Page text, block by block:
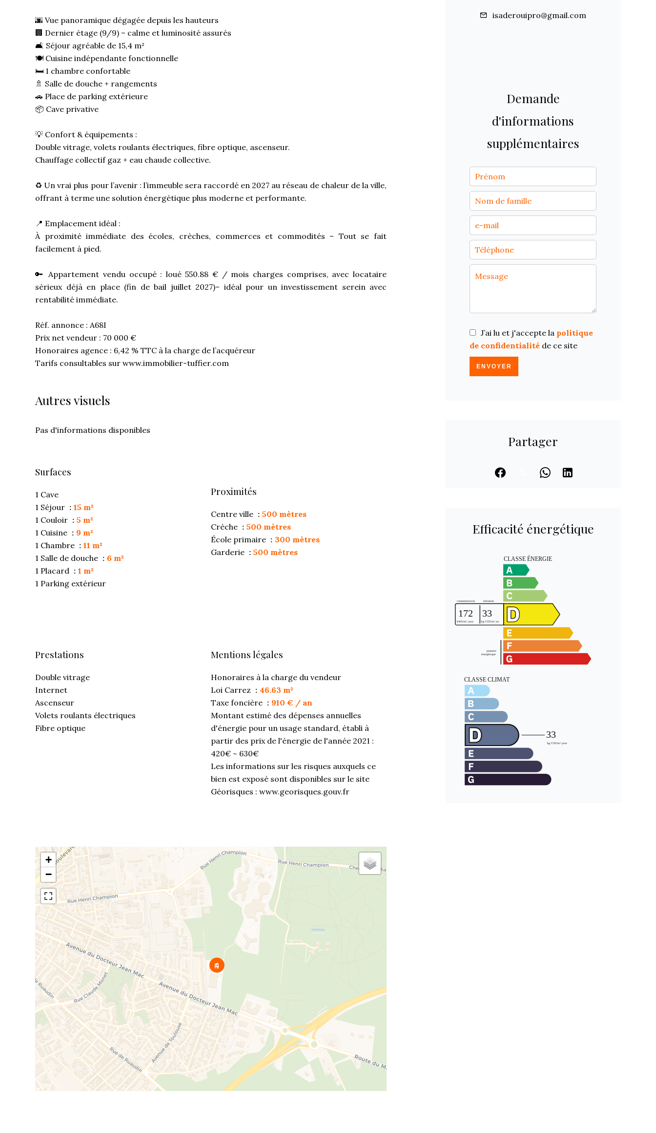
🌆 Vue panoramique dégagée depuis les hauteurs
🏢 Dernier étage (9/9) – calme et luminosité assurés
🛋️ Séjour agréable de 15,4 m²
🍽️ Cuisine indépendante fonctionnelle
🛏️ 1 chambre confortable
🚿 Salle de douche + rangements
🚗 Place de parking extérieure
📦 Cave privative
💡 Confort & équipements :
Double vitrage, volets roulants électriques, fibre optique, ascenseur.
Chauffage collectif gaz + eau chaude collective.
♻️ Un vrai plus pour l’avenir : l’immeuble sera raccordé en 2027 au réseau de chaleur de la ville,
offrant à terme une solution énergétique plus moderne et performante.
📍 Emplacement idéal :
À proximité immédiate des écoles, crèches, commerces et commodités – Tout se fait
facilement à pied.
🔑 Appartement vendu occupé : loué 550.88 € / mois charges comprises, avec locataire
sérieux déjà en place (fin de bail juillet 2027)– idéal pour un investissement serein avec
rentabilité immédiate.
Réf. annonce : A68I
Prix net vendeur : 70 000 €
Honoraires agence : 6,42 % TTC à la charge de l’acquéreur
Tarifs consultables sur www.immobilier-tuffier.com
Autres visuels
Pas d'informations disponibles
Surfaces
1 Cave
1 Séjour
15 m²
1 Couloir
5 m²
1 Cuisine
9 m²
1 Chambre
11 m²
1 Salle de douche
6 m²
1 Placard
1 m²
1 Parking extérieur
Proximités
Centre ville
500 mètres
Crèche
500 mètres
École primaire
300 mètres
Garderie
500 mètres
Prestations
Double vitrage
Internet
Ascenseur
Volets roulants électriques
Fibre optique
Mentions légales
Honoraires à la charge du vendeur
Loi Carrez
46.63 m²
Taxe foncière
910 € / an
Montant estimé des dépenses annuelles
d'énergie pour un usage standard, établi à
partir des prix de l'énergie de l'année 2021 :
420€ ~ 630€
Les informations sur les risques auxquels ce
bien est exposé sont disponibles sur le site
Géorisques : www.georisques.gouv.fr
+
−
isaderouipro@gmail.com
Demande
d'informations
supplémentaires
J’ai lu et j'accepte la politique
de confidentialité de ce site
ENVOYER
Partager
Efficacité énergétique